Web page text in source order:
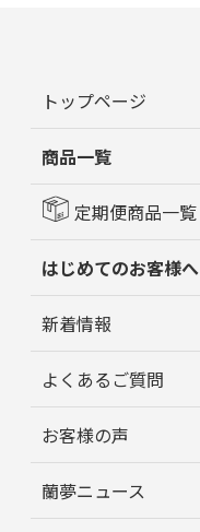
トップページ
商品一覧
定期便商品一覧
はじめてのお客様へ
新着情報
よくあるご質問
お客様の声
蘭夢ニュース